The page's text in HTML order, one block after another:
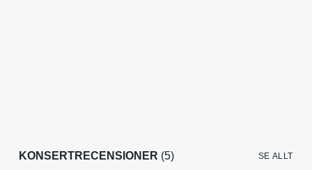
KONSERTRECENSIONER (5) SE ALLT